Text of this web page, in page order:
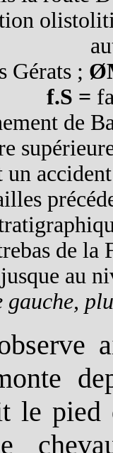
Gérats ;
f.S =
de
un
de
jusque au
le pied